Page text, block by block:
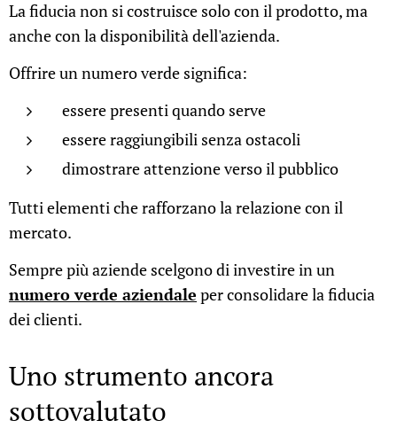
La fiducia non si costruisce solo con il prodotto, ma
anche con la disponibilità dell'azienda.
Offrire un numero verde significa:
essere presenti quando serve
essere raggiungibili senza ostacoli
dimostrare attenzione verso il pubblico
Tutti elementi che rafforzano la relazione con il
mercato.
Sempre più aziende scelgono di investire in un
numero verde aziendale per consolidare la fiducia
dei clienti.
Uno strumento ancora
sottovalutato